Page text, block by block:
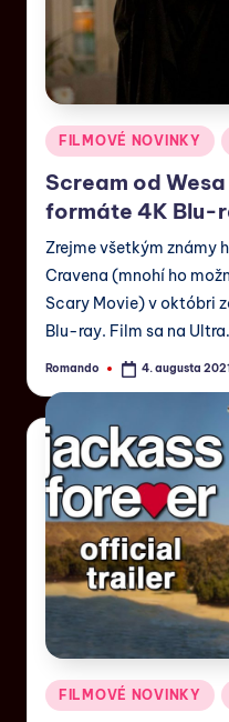
FILMOVÉ NOVINKY
Scream od
formáte 4K Blu-
Zrejme všetkým známy
Cravena (mnohí ho
Scary Movie) v októbri
Blu-ray. Film sa na
Romando 4. augusta
FILMOVÉ NOVINKY